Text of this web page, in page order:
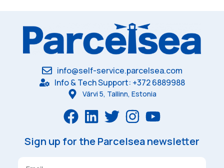
info@self-service.parcelsea.com
Info & Tech Support: +372 6889988
Värvi 5, Tallinn, Estonia
Sign up for the Parcelsea newsletter